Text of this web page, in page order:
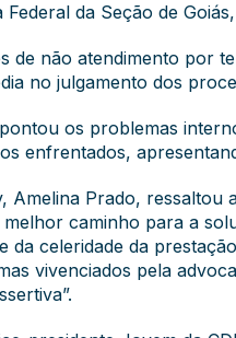
da Seção de
de não atendimento por
no julgamento dos
os problemas
enfrentados,
Amelina Prado,
caminho para a
da celeridade da
vivenciados pela